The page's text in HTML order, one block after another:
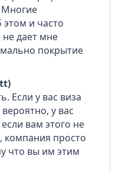
этом и часто
дает мне
покрытие
Если у вас виза
у вас
вам этого не
просто
что вы им этим